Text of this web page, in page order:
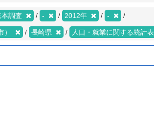
調査 - 2012年 -
） 長崎県 人口・就業に関する統計表